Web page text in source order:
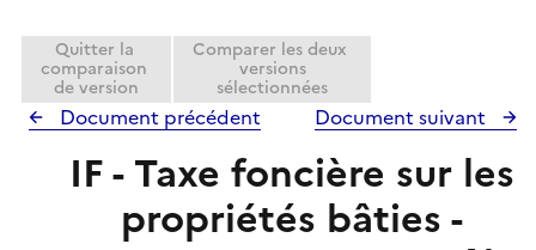
e
rQuitter la
comparaison
de version
Comparer les deux
versions
sélectionnées
Document précédent Document suivant
IF - Taxe foncière sur les
propriétés bâties -